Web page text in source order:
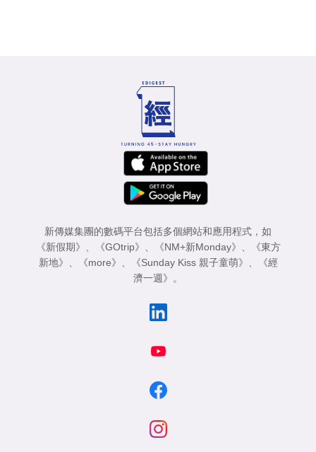
新傳媒集團的數碼平台包括多個網站和應用程式，如
《新假期》 、 《GOtrip》 、 《NM+新Monday》 、
《東方
新地》 、 《more》 、 《Sunday Kiss 親子童萌》 、
《經
濟一週》 。